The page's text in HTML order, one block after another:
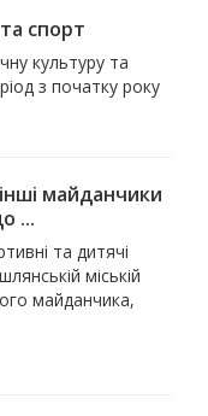
спорт
культуру та
з початку року
майданчики
...
та дитячі
міській
майданчика,